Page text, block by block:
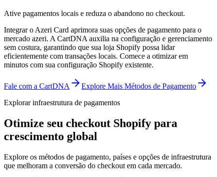
Ative pagamentos locais e reduza o abandono no checkout.
Integrar o Azeri Card aprimora suas opções de pagamento para o
mercado azeri. A CartDNA auxilia na configuração e gerenciamento
sem costura, garantindo que sua loja Shopify possa lidar
eficientemente com transações locais. Comece a otimizar em
minutos com sua configuração Shopify existente.
Fale com a CartDNA
Explore Mais Métodos de Pagamento
Explorar infraestrutura de pagamentos
Otimize seu checkout Shopify para
crescimento global
Explore os métodos de pagamento, países e opções de infraestrutura
que melhoram a conversão do checkout em cada mercado.